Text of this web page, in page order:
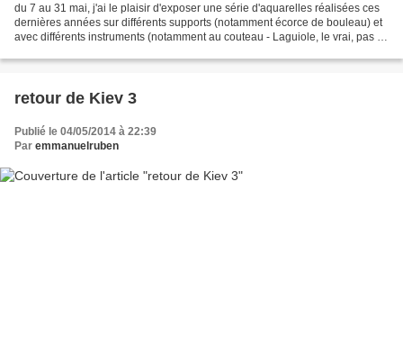
du 7 au 31 mai, j'ai le plaisir d'exposer une série d'aquarelles réalisées ces
dernières années sur différents supports (notamment écorce de bouleau) et
avec différents instruments (notamment au couteau - Laguiole, le vrai, pas la
retour de Kiev 3
Publié le 04/05/2014 à 22:39
Par emmanuelruben